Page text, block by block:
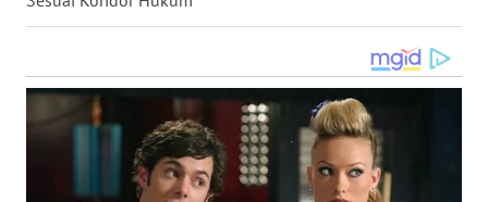
WN
KALSEL